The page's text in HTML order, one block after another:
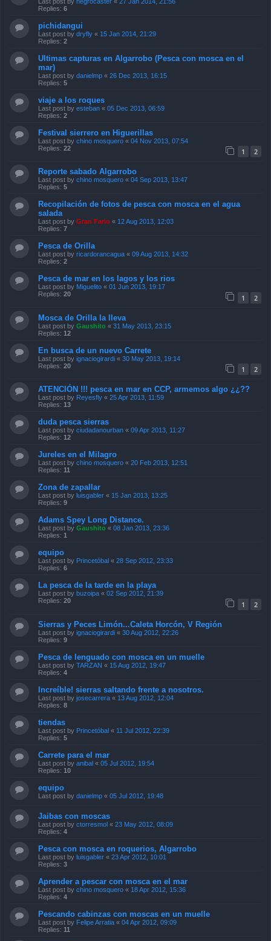
Replies: 6
pichidangui
Last post by dryfly « 15 Jan 2014, 21:29
Replies: 2
Ultimas capturas en Algarrobo (Pesca con mosca en el
mar)
Last post by danielmp « 26 Dec 2013, 16:15
Replies: 5
viaje a los roques
Last post by esteban « 05 Dec 2013, 06:59
Replies: 2
Festival sierrero en Higuerillas
Last post by chino mosquero « 04 Nov 2013, 07:54
Replies: 22 1 2
Reporte sabado Algarrobo
Last post by chino mosquero « 04 Sep 2013, 13:47
Replies: 5
Recopilación de fotos de pesca con mosca en el agua
salada
Last post by Gran Fario « 12 Aug 2013, 12:03
Replies: 7
Pesca de Orilla
Last post by ricardorancagua « 09 Aug 2013, 14:32
Replies: 2
Pesca de mar en los lagos y los rios
Last post by Miguelito « 01 Jun 2013, 19:17
Replies: 20 1 2
Mosca de Orilla la lleva
Last post by Gaushito « 31 May 2013, 23:15
Replies: 12
En busca de un nuevo Carrete
Last post by ignaciogirardi « 30 May 2013, 19:14
Replies: 20 1 2
ATENCIÓN !!! pesca en mar en CCP, armemos algo ¿¿??
Last post by Reyesfly « 25 Apr 2013, 11:59
Replies: 13
duda pesca sierras
Last post by ciudadanourban « 09 Apr 2013, 11:27
Replies: 12
Jureles en el Milagro
Last post by chino mosquero « 20 Feb 2013, 12:51
Replies: 11
Zona de zapallar
Last post by luisgabler « 15 Jan 2013, 13:25
Replies: 9
Adams Spey Long Distance.
Last post by Gaushito « 08 Jan 2013, 23:36
Replies: 1
equipo
Last post by Princetóbal « 28 Sep 2012, 23:33
Replies: 6
La pesca de la tarde en la playa
Last post by buzoipa « 02 Sep 2012, 21:39
Replies: 20 1 2
Sierras y Peces Limón...Caleta Horcón, V Región
Last post by ignaciogirardi « 30 Aug 2012, 22:26
Replies: 9
Pesca de lenguado con mosca en un muelle
Last post by TARZAN « 15 Aug 2012, 19:47
Replies: 4
Increíble! sierras saltando frente a nosotros.
Last post by josecarrera « 13 Aug 2012, 12:04
Replies: 8
tiendas
Last post by Princetóbal « 11 Jul 2012, 22:39
Replies: 5
Carrete para el mar
Last post by anibal « 05 Jul 2012, 19:54
Replies: 10
equipo
Last post by danielmp « 05 Jul 2012, 19:48
Jaibas con moscas
Last post by ctorresmol « 23 May 2012, 08:09
Replies: 4
Pesca con mosca en roquerios, Algarrobo
Last post by luisgabler « 23 Apr 2012, 10:01
Replies: 3
Aprender a pescar con mosca en el mar
Last post by chino mosquero « 18 Apr 2012, 15:36
Replies: 4
Pescando cabinzas con moscas en un muelle
Last post by Felipe Arratia « 04 Apr 2012, 09:09
Replies: 11